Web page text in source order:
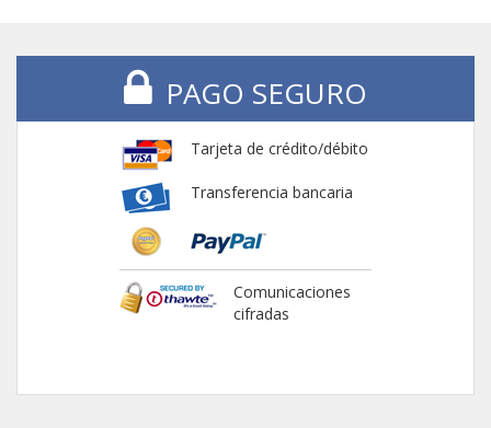
PAGO SEGURO
Tarjeta de crédito/débito
Transferencia bancaria
Comunicaciones
cifradas